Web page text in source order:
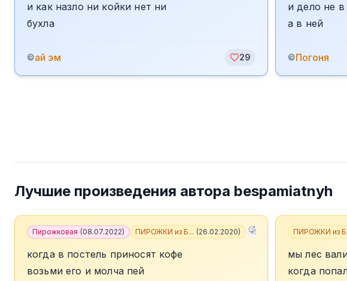
и как назло ни койки нет ни
бухла
©ай эм 29
и дело не
а в ней
©Погоня
Лучшие произведения автора bespamiatnyh
Пирожковая (08.07.2022) ПИРОЖКИ из Б... (26.02.2020) +5
когда в постель приносят кофе
возьми его и молча пей
ПИРОЖКИ из
мы лес
когда